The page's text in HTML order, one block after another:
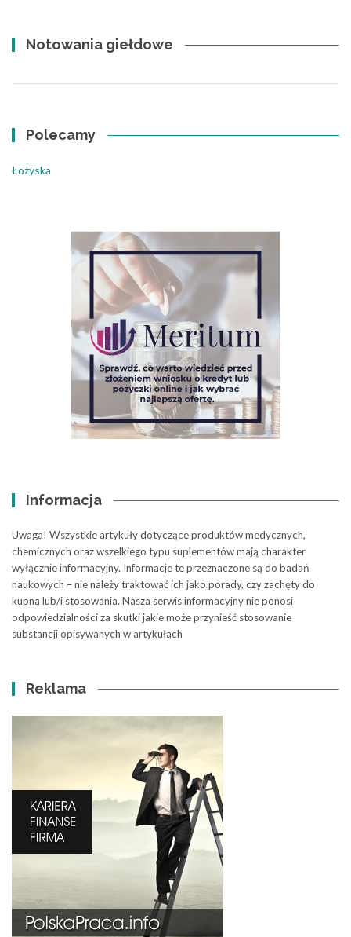
Notowania giełdowe
Polecamy
Łożyska
Informacja
Uwaga! Wszystkie artykuły dotyczące produktów medycznych,
chemicznych oraz wszelkiego typu suplementów mają charakter
wyłącznie informacyjny. Informacje te przeznaczone są do badań
naukowych – nie należy traktować ich jako porady, czy zachęty do
kupna lub/i stosowania. Nasza serwis informacyjny nie ponosi
odpowiedzialności za skutki jakie może przynieść stosowanie
substancji opisywanych w artykułach
Reklama